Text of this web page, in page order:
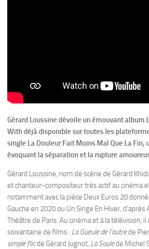
Gérard Loussine dévoile un émouvant album
With déjà disponible sur toutes les
single La Douleur Fait Moins Mal Que La Fin,
évoquant la séparation et la rupture
Gérard Loussine, nom de scène de Gérard
et chanteur-compositeur très actif au cinéma
notamment avec la pièce Deux Euros 20
Gauche en 2020 ou Un Singe En Hiver,
Théâtre de Paris. Au cinéma et à la télévision, il
soixantaine de films : La Gueule de l’autrede
simple flicde Gérard Jugnot, La Soulede Michel